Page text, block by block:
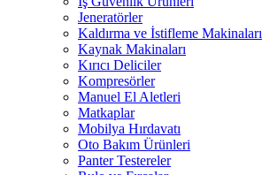
Jeneratörler
Kaldırma ve İstifleme Makinaları
Kaynak Makinaları
Kırıcı Deliciler
Kompresörler
Manuel El Aletleri
Matkaplar
Mobilya Hırdavatı
Oto Bakım Ürünleri
Panter Testereler